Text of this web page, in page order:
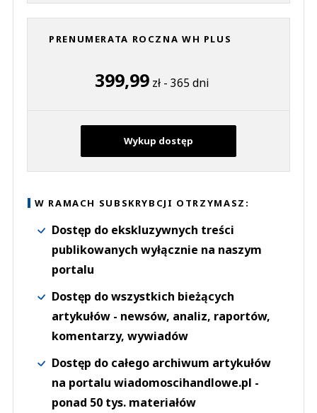
PRENUMERATA ROCZNA WH PLUS
399,99zł - 365 dni
Wykup dostęp
W RAMACH SUBSKRYBCJI OTRZYMASZ:
Dostęp do ekskluzywnych treści
publikowanych wyłącznie na naszym
portalu
Dostęp do wszystkich bieżących
artykułów - newsów, analiz, raportów,
komentarzy, wywiadów
Dostęp do całego archiwum artykułów
na portalu wiadomoscihandlowe.pl -
ponad 50 tys. materiałów